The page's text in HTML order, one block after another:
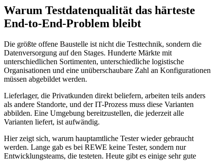
Warum Testdatenqualität das härteste
End-to-End-Problem bleibt
Die größte offene Baustelle ist nicht die Testtechnik, sondern die
Datenversorgung auf den Stages. Hunderte Märkte mit
unterschiedlichen Sortimenten, unterschiedliche logistische
Organisationen und eine unüberschaubare Zahl an Konfigurationen
müssen abgebildet werden.
Lieferlager, die Privatkunden direkt beliefern, arbeiten teils anders
als andere Standorte, und der IT-Prozess muss diese Varianten
abbilden. Eine Umgebung bereitzustellen, die jederzeit alle
Varianten liefert, ist aufwändig.
Hier zeigt sich, warum hauptamtliche Tester wieder gebraucht
werden. Lange gab es bei REWE keine Tester, sondern nur
Entwicklungsteams, die testeten. Heute gibt es einige sehr gute